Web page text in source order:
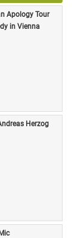
Apology Tour
in Vienna
Herzog